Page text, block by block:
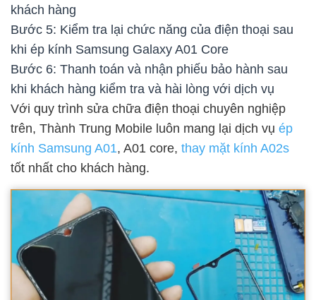
khách hàng
Bước 5: Kiểm tra lại chức năng của điện thoại sau
khi ép kính Samsung Galaxy A01 Core
Bước 6: Thanh toán và nhận phiếu bảo hành sau
khi khách hàng kiểm tra và hài lòng với dịch vụ
Với quy trình sửa chữa điện thoại chuyên nghiệp
trên, Thành Trung Mobile luôn mang lại dịch vụ ép
kính Samsung A01, A01 core, thay mặt kính A02s
tốt nhất cho khách hàng.